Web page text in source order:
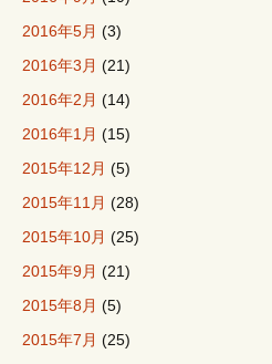
2016年5月 (3)
2016年3月 (21)
2016年2月 (14)
2016年1月 (15)
2015年12月 (5)
2015年11月 (28)
2015年10月 (25)
2015年9月 (21)
2015年8月 (5)
2015年7月 (25)